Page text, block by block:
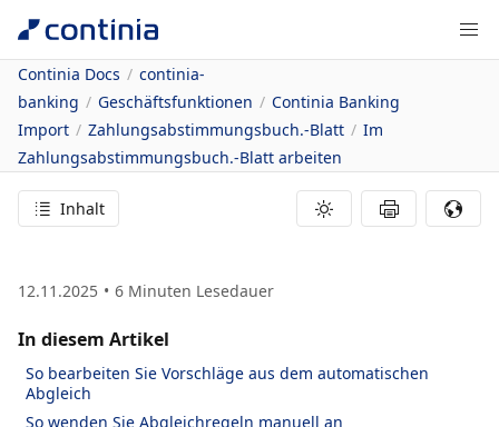
Continia Docs
continia-
banking
Geschäftsfunktionen
Continia Banking
Import
Zahlungsabstimmungsbuch.-Blatt
Im
Zahlungsabstimmungsbuch.-Blatt arbeiten
Inhalt
12.11.2025 6 Minuten Lesedauer
In diesem Artikel
So bearbeiten Sie Vorschläge aus dem automatischen
Abgleich
So wenden Sie Abgleichregeln manuell an